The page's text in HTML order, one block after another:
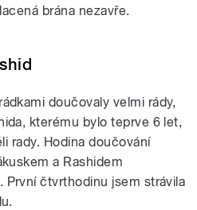
brána nezavře.
doučovaly velmi rády,
kterému bylo teprve 6 let,
rady. Hodina doučování
a Rashidem
První čtvrthodinu jsem strávila